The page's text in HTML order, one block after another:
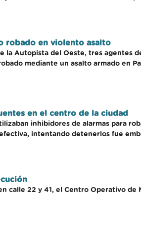
robado en violento asalto
la Autopista del Oeste, tres agentes
mediante un asalto armado en
en el centro de la ciudad
inhibidores de alarmas para
intentando detenerlos fue
calle 22 y 41, el Centro Operativo